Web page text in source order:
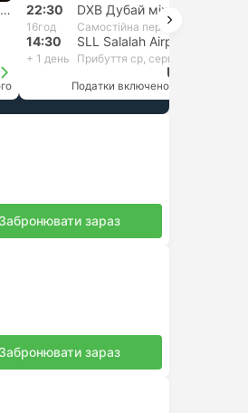
DXB Дубай міжнародний Аеропорт 22:30
16год Самостійна пересадка
14:30 SLL Salalah Airport
+ 1 день Прибуття ср, серп 12
USD 256
Податки включено
Забронювати зараз
Забронювати зараз